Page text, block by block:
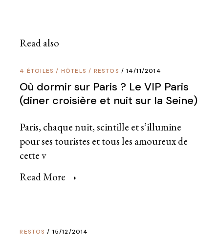
Read also
4 ÉTOILES / HÔTELS / RESTOS 14/11/2014
Où dormir sur Paris ? Le VIP Paris
(diner croisière et nuit sur la Seine)
Paris, chaque nuit, scintille et s’illumine
pour ses touristes et tous les amoureux de
cette v
Read More
RESTOS 15/12/2014